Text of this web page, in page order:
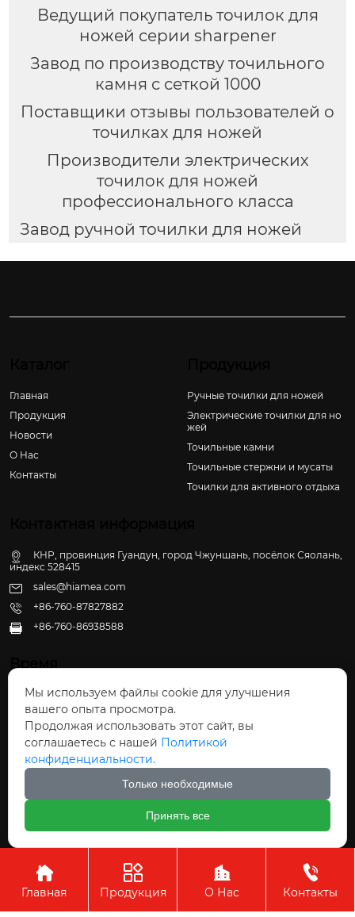
Ведущий покупатель точилок для
ножей серии sharpener
Завод по производству точильного
камня с сеткой 1000
Поставщики отзывы пользователей о
точилках для ножей
Производители электрических
точилок для ножей
профессионального класса
Завод ручной точилки для ножей
Главная
Продукция
Новости
О Hас
Контакты
Ручные точилки для ножей
Электрические точилки для но
жей
Точильные камни
Точильные стержни и мусаты
Точилки для активного отдыха
КНР, провинция Гуандун, город Чжуншань, посёлок Сяолань,
индекс 528415
sales@hiamea.com
+86-760-87827882
 +86-760-86938588
Время
Пн - Пт: 09:30 - 22:00
Сб - Вс: 10:00 - 22:30
Авторское право©ООО Чжуншань Хайвэй
Кухонные Принадлежности

Главная

Продукция

О Нас

Контакты
Мы используем файлы cookie для улучшения
вашего опыта просмотра.
Продолжая использовать этот сайт, вы
соглашаетесь с нашей Политикой
конфиденциальности.
Только необходимые
Принять все